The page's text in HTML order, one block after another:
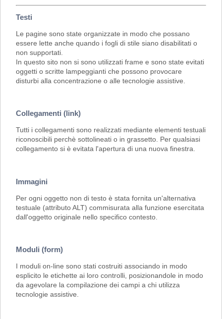
Testi
Le pagine sono state organizzate in modo che possano
essere lette anche quando i fogli di stile siano disabilitati o
non supportati.
In questo sito non si sono utilizzati frame e sono state evitati
oggetti o scritte lampeggianti che possono provocare
disturbi alla concentrazione o alle tecnologie assistive.
Collegamenti (link)
Tutti i collegamenti sono realizzati mediante elementi testuali
riconoscibili perchè sottolineati o in grassetto. Per qualsiasi
collegamento si è evitata l'apertura di una nuova finestra.
Immagini
Per ogni oggetto non di testo è stata fornita un'alternativa
testuale (attributo ALT) commisurata alla funzione esercitata
dall'oggetto originale nello specifico contesto.
Moduli (form)
I moduli on-line sono stati costruiti associando in modo
esplicito le etichette ai loro controlli, posizionandole in modo
da agevolare la compilazione dei campi a chi utilizza
tecnologie assistive.